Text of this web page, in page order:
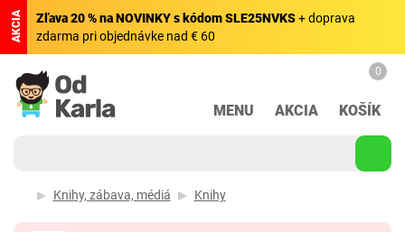
AKCIA Zľava 20 % na NOVINKY s kódom SLE25NVKS+ doprava
zdarma pri objednávke nad € 60
MENU AKCIA
0
KOŠÍK
Knihy, zábava, médiá Knihy